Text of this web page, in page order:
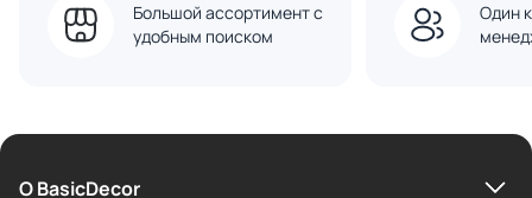
Большой ассортимент с
удобным поиском
Один
О BasicDecor